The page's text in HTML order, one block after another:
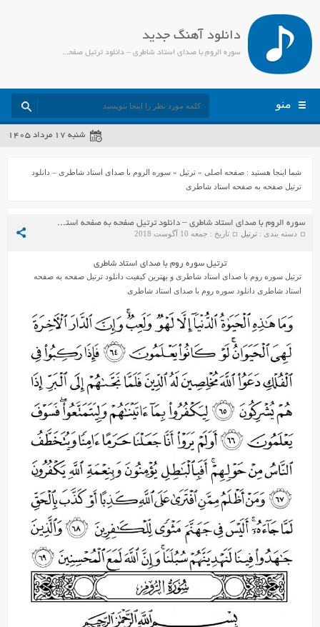
دانلود آهنگ جدید
سوره الروم با صدای استاد شاطری – دانلود ترتیل صفحه به صفحه استاد شاطری - جمیل مدیا
منو
شنبه ۱۷ مرداد ۱۴۰۵
شما اینجا هستید :صفحه اصلی »ترتیل »سوره الروم با صدای استاد شاطری – دانلود
ترتیل صفحه به صفحه استاد شاطری
سوره الروم با صدای استاد شاطری – دانلود ترتیل صفحه به صفحه استاد شاطری
دسته بندی :ترتیل تاریخ : جمعه 10 آگوست 2018
ترتیل سوره روم با صدای استاد شاطری
ترتیل سوره روم با صدای استاد شاطری و بهترین کیفیت دانلود ترتیل صفحه به صفحه
استاد شاطری دانلود سوره روم با صدای استاد شاطری